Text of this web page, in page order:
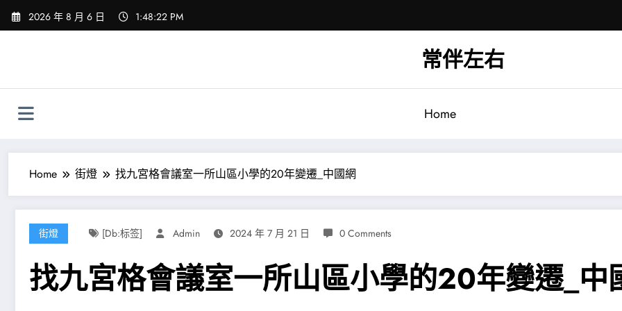
Skip
2026 年 8 月 6 日 1:48:23 PM
常伴左右
Home
Home 街燈 找九宮格會議室一所山區小學的20年變遷_中國網
街燈 [db:标签] Admin 2024 年 7 月 21 日 0 Comments
找九宮格會議室一所山區小學的20年變遷_中